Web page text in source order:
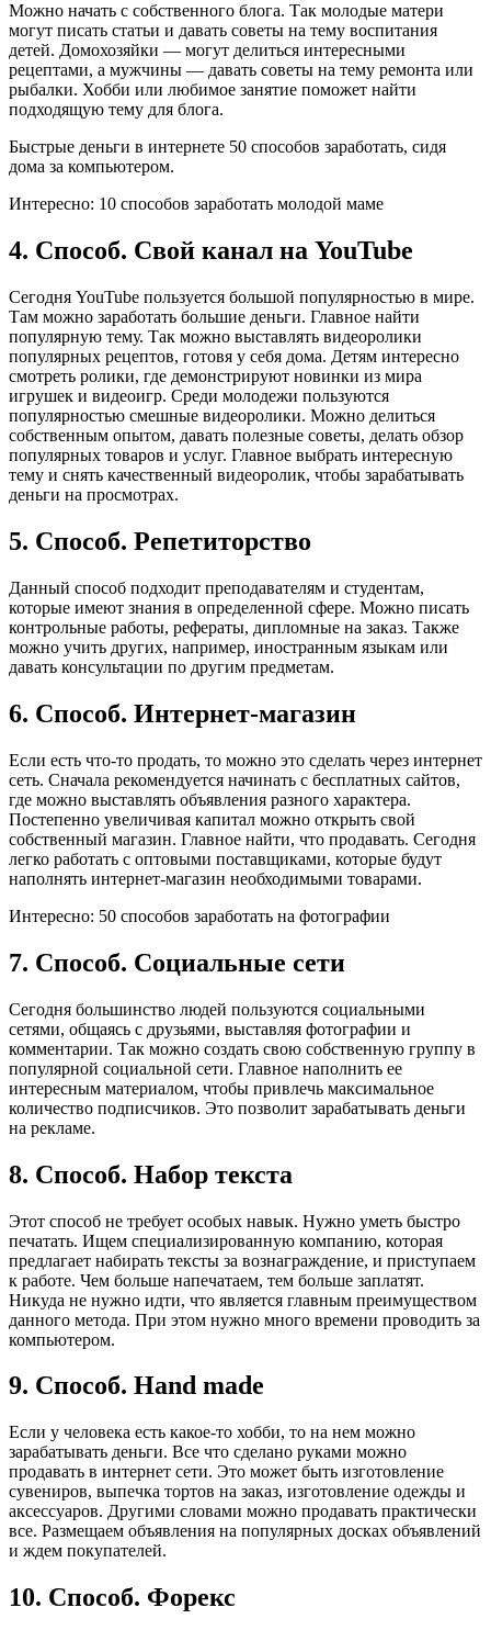
Можно начать с собственного блога. Так молодые матери
могут писать статьи и давать советы на тему воспитания
детей. Домохозяйки — могут делиться интересными
рецептами, а мужчины — давать советы на тему ремонта или
рыбалки. Хобби или любимое занятие поможет найти
подходящую тему для блога.
Быстрые деньги в интернете 50 способов заработать, сидя
дома за компьютером.
Интересно: 10 способов заработать молодой маме
4. Способ. Свой канал на YouTube
Сегодня YouTube пользуется большой популярностью в мире.
Там можно заработать большие деньги. Главное найти
популярную тему. Так можно выставлять видеоролики
популярных рецептов, готовя у себя дома. Детям интересно
смотреть ролики, где демонстрируют новинки из мира
игрушек и видеоигр. Среди молодежи пользуются
популярностью смешные видеоролики. Можно делиться
собственным опытом, давать полезные советы, делать обзор
популярных товаров и услуг. Главное выбрать интересную
тему и снять качественный видеоролик, чтобы зарабатывать
деньги на просмотрах.
5. Способ. Репетиторство
Данный способ подходит преподавателям и студентам,
которые имеют знания в определенной сфере. Можно писать
контрольные работы, рефераты, дипломные на заказ. Также
можно учить других, например, иностранным языкам или
давать консультации по другим предметам.
6. Способ. Интернет-магазин
Если есть что-то продать, то можно это сделать через интернет
сеть. Сначала рекомендуется начинать с бесплатных сайтов,
где можно выставлять объявления разного характера.
Постепенно увеличивая капитал можно открыть свой
собственный магазин. Главное найти, что продавать. Сегодня
легко работать с оптовыми поставщиками, которые будут
наполнять интернет-магазин необходимыми товарами.
Интересно: 50 способов заработать на фотографии
7. Способ. Социальные сети
Сегодня большинство людей пользуются социальными
сетями, общаясь с друзьями, выставляя фотографии и
комментарии. Так можно создать свою собственную группу в
популярной социальной сети. Главное наполнить ее
интересным материалом, чтобы привлечь максимальное
количество подписчиков. Это позволит зарабатывать деньги
на рекламе.
8. Способ. Набор текста
Этот способ не требует особых навык. Нужно уметь быстро
печатать. Ищем специализированную компанию, которая
предлагает набирать тексты за вознаграждение, и приступаем
к работе. Чем больше напечатаем, тем больше заплатят.
Никуда не нужно идти, что является главным преимуществом
данного метода. При этом нужно много времени проводить за
компьютером.
9. Способ. Hand made
Если у человека есть какое-то хобби, то на нем можно
зарабатывать деньги. Все что сделано руками можно
продавать в интернет сети. Это может быть изготовление
сувениров, выпечка тортов на заказ, изготовление одежды и
аксессуаров. Другими словами можно продавать практически
все. Размещаем объявления на популярных досках объявлений
и ждем покупателей.
10. Способ. Форекс